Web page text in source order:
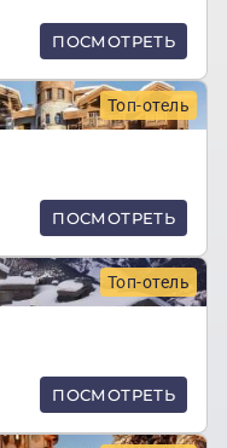
ПОСМОТРЕТЬ
Топ-отель
ПОСМОТРЕТЬ
Топ-отель
ПОСМОТРЕТЬ